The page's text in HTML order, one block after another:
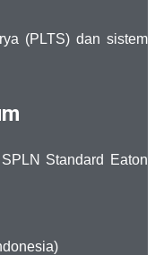
(PLTS) dan sistem
Standard Eaton